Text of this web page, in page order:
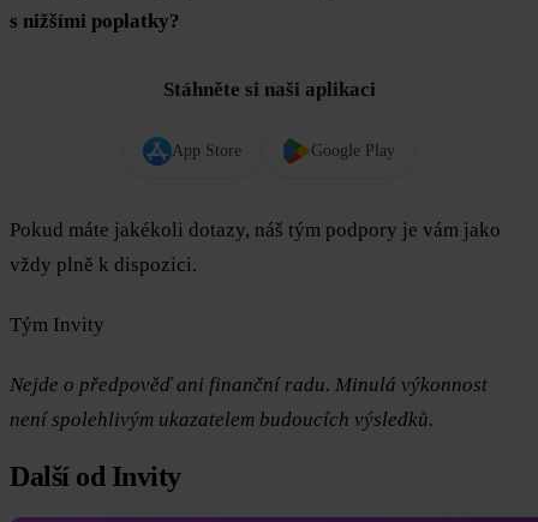
s nižšími poplatky?
Stáhněte si naši aplikaci
App Store Google Play
Pokud máte jakékoli dotazy, náš tým podpory je vám jako
vždy plně k dispozici.
Tým Invity
Nejde o předpověď ani finanční radu. Minulá výkonnost
není spolehlivým ukazatelem budoucích výsledků.
Další od Invity